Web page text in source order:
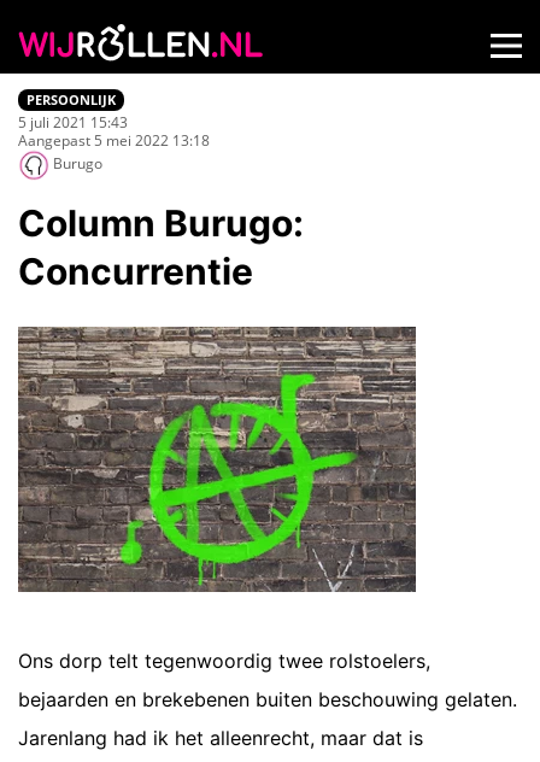
PERSOONLIJK
5 juli 2021 15:43
Aangepast 5 mei 2022 13:18
Burugo
Column Burugo:
Concurrentie
Ons dorp telt tegenwoordig twee rolstoelers,
bejaarden en brekebenen buiten beschouwing gelaten.
Jarenlang had ik het alleenrecht, maar dat is